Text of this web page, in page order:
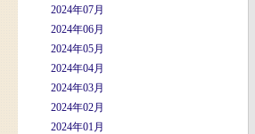
2024年07月
2024年06月
2024年05月
2024年04月
2024年03月
2024年02月
2024年01月